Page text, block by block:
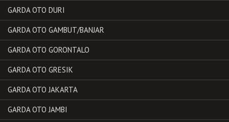
GARDA OTO DURI
GARDA OTO GAMBUT/BANJAR
GARDA OTO GORONTALO
GARDA OTO GRESIK
GARDA OTO JAKARTA
GARDA OTO JAMBI